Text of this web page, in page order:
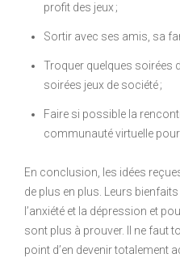
profit des jeux ;
Sortir avec ses amis, sa
Troquer quelques soirées
soirées jeux de société ;
Faire si possible la
communauté virtuelle
En conclusion, les idées
de plus en plus. Leurs
l’anxiété et la dépression et
sont plus à prouver. Il ne faut
point d’en devenir totalement